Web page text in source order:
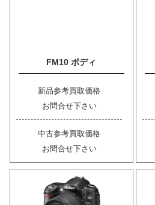
FM10 ボディ
新品参考買取価格
お問合せ下さい
中古参考買取価格
お問合せ下さい